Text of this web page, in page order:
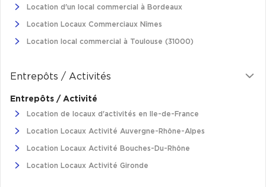
Location d'un local commercial à Bordeaux
Location Locaux Commerciaux Nîmes
Location local commercial à Toulouse (31000)
Entrepôts / Activités
Entrepôts / Activité
Location de locaux d'activités en Ile-de-France
Location Locaux Activité Auvergne-Rhône-Alpes
Location Locaux Activité Bouches-Du-Rhône
Location Locaux Activité Gironde